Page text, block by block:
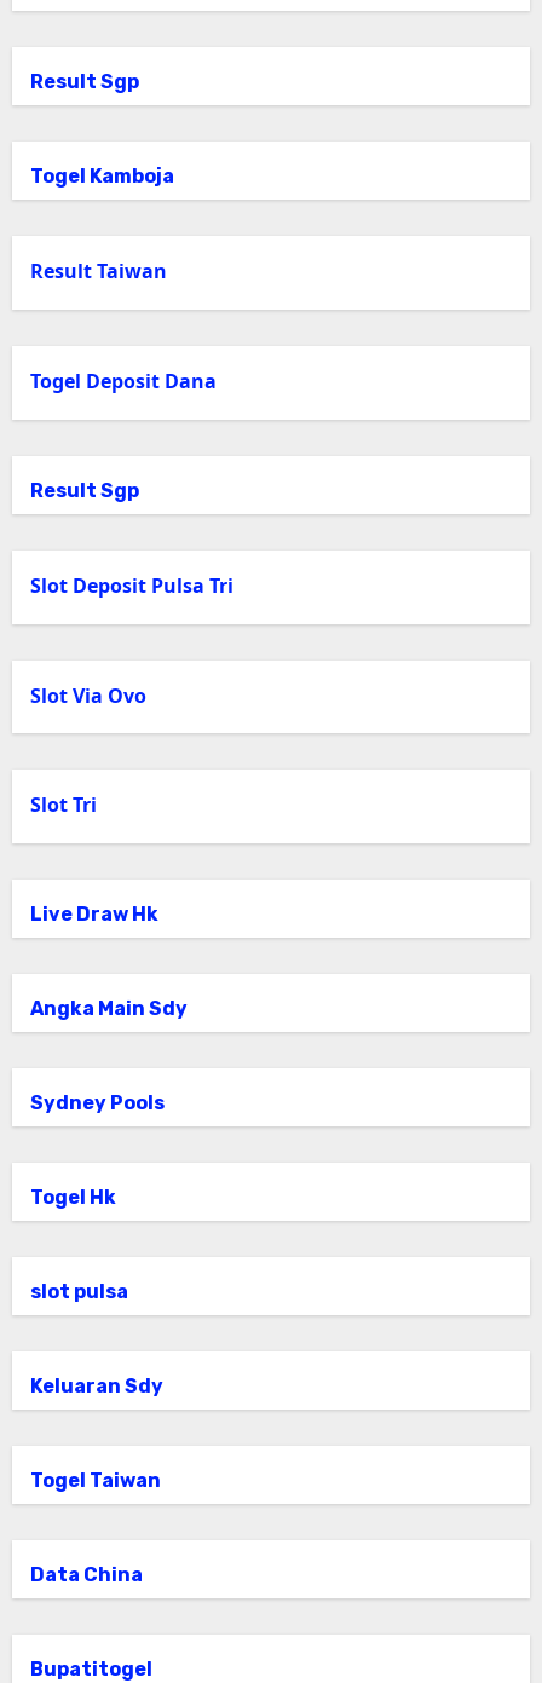
Result Sgp
Togel Kamboja
Result Taiwan
Togel Deposit Dana
Result Sgp
Slot Deposit Pulsa Tri
Slot Via Ovo
Slot Tri
Live Draw Hk
Angka Main Sdy
Sydney Pools
Togel Hk
slot pulsa
Keluaran Sdy
Togel Taiwan
Data China
Bupatitogel